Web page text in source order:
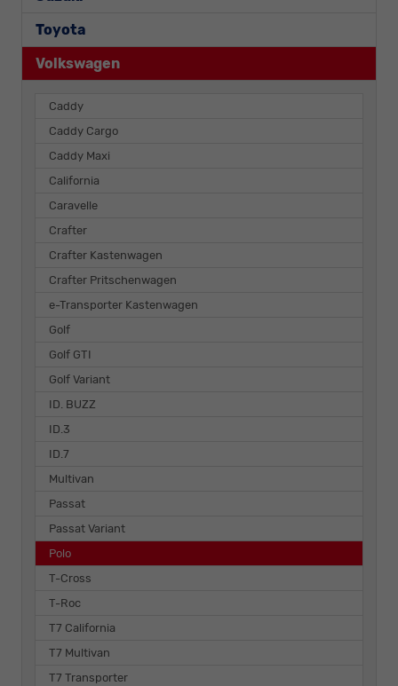
Toyota
Volkswagen
Caddy
Caddy Cargo
Caddy Maxi
California
Caravelle
Crafter
Crafter Kastenwagen
Crafter Pritschenwagen
e-Transporter Kastenwagen
Golf
Golf GTI
Golf Variant
ID. BUZZ
ID.3
ID.7
Multivan
Passat
Passat Variant
Polo
T-Cross
T-Roc
T7 California
T7 Multivan
T7 Transporter